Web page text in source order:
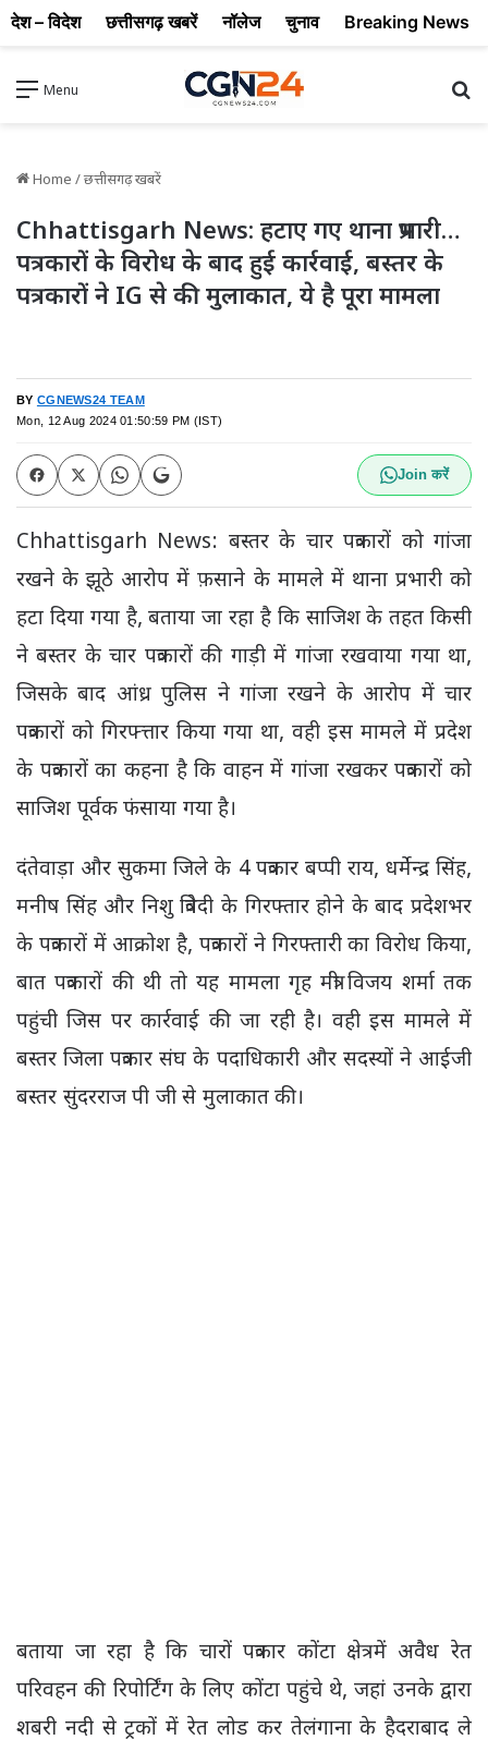
Menu
Home /छत्तीसगढ़ खबरें
Chhattisgarh News: हटाए गए थाना प्रभारी…
पत्रकारों के विरोध के बाद हुई कार्रवाई, बस्तर के
पत्रकारों ने IG से की मुलाकात, ये है पूरा मामला
BY CGNEWS24 TEAM
Mon, 12 Aug 2024 01:50:59 PM (IST)
Join करें
Chhattisgarh News: बस्तर के चार पत्रकारों को गांजा
रखने के झूठे आरोप में फ़साने के मामले में थाना प्रभारी को
हटा दिया गया है, बताया जा रहा है कि साजिश के तहत किसी
ने बस्तर के चार पत्रकारों की गाड़ी में गांजा रखवाया गया था,
जिसके बाद आंध्र पुलिस ने गांजा रखने के आरोप में चार
पत्रकारों को गिरफ्त्तार किया गया था, वही इस मामले में प्रदेश
के पत्रकारों का कहना है कि वाहन में गांजा रखकर पत्रकारों को
साजिश पूर्वक फंसाया गया है।
दंतेवाड़ा और सुकमा जिले के 4 पत्रकार बप्पी राय, धर्मेन्द्र सिंह,
मनीष सिंह और निशु त्रिवेदी के गिरफ्तार होने के बाद प्रदेशभर
के पत्रकारों में आक्रोश है, पत्रकारों ने गिरफ्तारी का विरोध किया,
बात पत्रकारों की थी तो यह मामला गृह मंत्री विजय शर्मा तक
पहुंची जिस पर कार्रवाई की जा रही है। वही इस मामले में
बस्तर जिला पत्रकार संघ के पदाधिकारी और सदस्यों ने आईजी
बस्तर सुंदरराज पी जी से मुलाकात की।
बताया जा रहा है कि चारों पत्रकार कोंटा क्षेत्र में अवैध रेत
परिवहन की रिपोर्टिंग के लिए कोंटा पहुंचे थे, जहां उनके द्वारा
शबरी नदी से ट्रकों में रेत लोड कर तेलंगाना के हैदराबाद ले
देश – विदेश छत्तीसगढ़ खबरें नॉलेज चुनाव Breaking News